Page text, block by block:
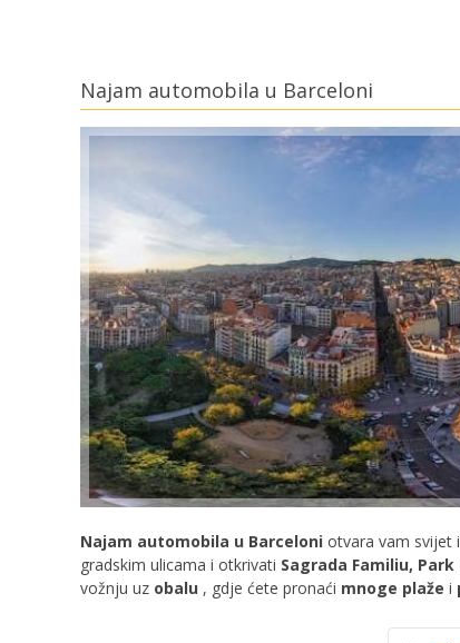
Najam automobila u Barceloni
Najam automobila u Barceloni otvara vam svijet
gradskim ulicama i otkrivati ​​Sagrada Familiu, Park
vožnju uz obalu , gdje ćete pronaći mnoge plaže i